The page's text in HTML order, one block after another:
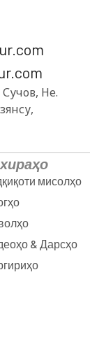
Не.
мисолҳо
& Дарсҳо